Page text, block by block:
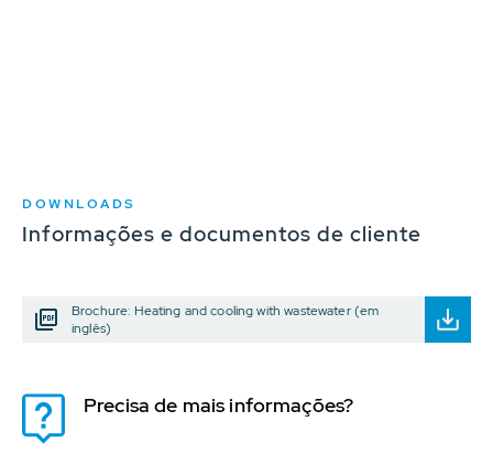
DOWNLOADS
Informações e documentos de cliente
Brochure: Heating and cooling with wastewater (em
inglês)
Precisa de mais informações?